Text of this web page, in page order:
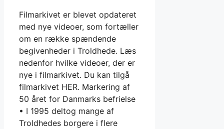
Filmarkivet er blevet opdateret
med nye videoer, som fortæller
om en række spændende
begivenheder i Troldhede. Læs
nedenfor hvilke videoer, der er
nye i filmarkivet. Du kan tilgå
filmarkivet HER. Markering af
50 året for Danmarks befrielse
• I 1995 deltog mange af
Troldhedes borgere i flere